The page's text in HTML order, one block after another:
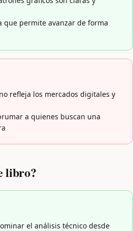
que permite avanzar de forma
refleja los mercados digitales y
a quienes buscan una
libro?
el análisis técnico desde